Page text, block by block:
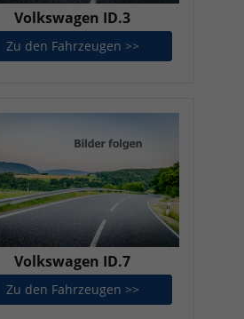
Cargo
Volkswagen ID.3
Zu den Fahrzeugen >>
Volkswagen ID.7
Zu den Fahrzeugen >>